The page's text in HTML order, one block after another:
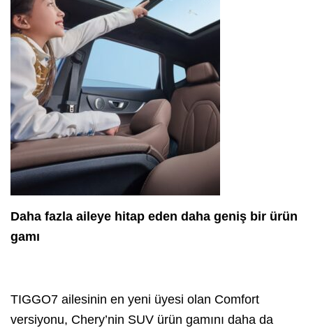
Daha fazla aileye hitap eden daha geniş bir ürün
gamı
TIGGO7 ailesinin en yeni üyesi olan Comfort
versiyonu, Chery’nin SUV ürün gamını daha da